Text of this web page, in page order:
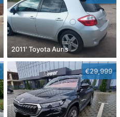
2011' Toyota Auris
€29,999